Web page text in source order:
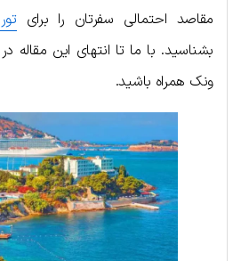
مقاصد احتمالی سفرتان را برای
بشناسید. با ما تا انتهای این مقاله
ونک همراه باشید.